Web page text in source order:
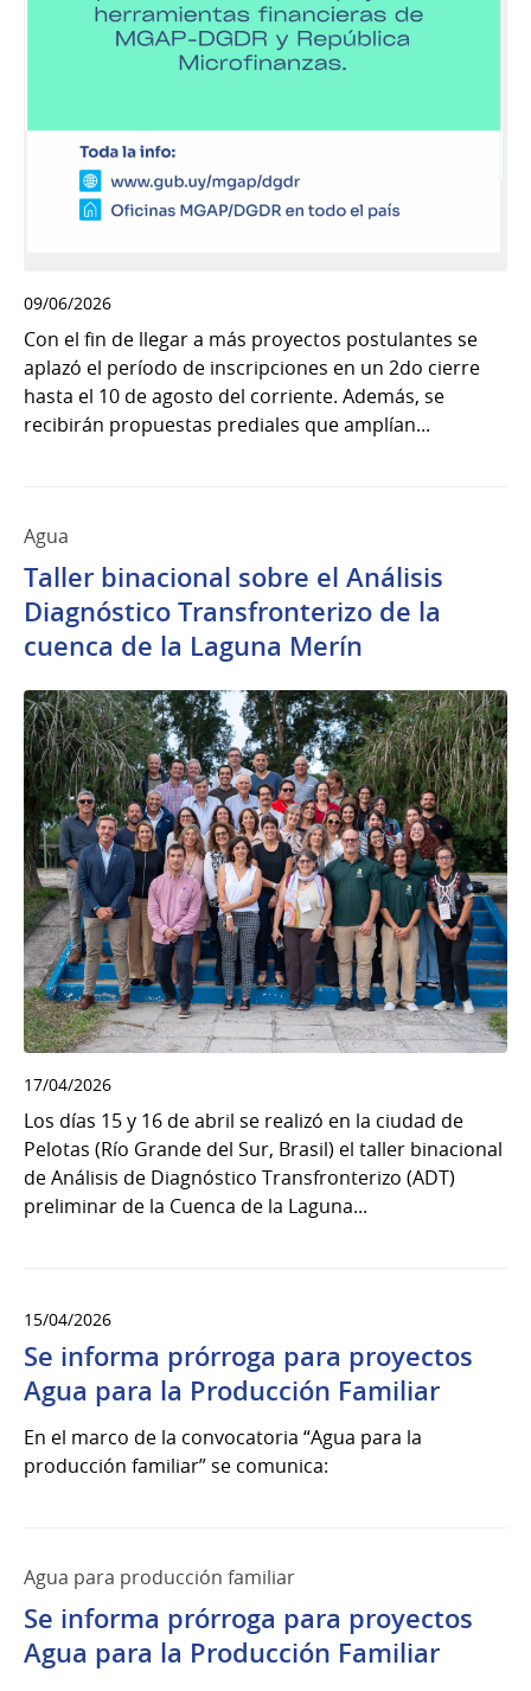
09/06/2026
Con el fin de llegar a más proyectos postulantes se
aplazó el período de inscripciones en un 2do cierre
hasta el 10 de agosto del corriente. Además, se
recibirán propuestas prediales que amplían...
Agua
Taller binacional sobre el Análisis
Diagnóstico Transfronterizo de la
cuenca de la Laguna Merín
17/04/2026
Los días 15 y 16 de abril se realizó en la ciudad de
Pelotas (Río Grande del Sur, Brasil) el taller binacional
de Análisis de Diagnóstico Transfronterizo (ADT)
preliminar de la Cuenca de la Laguna...
15/04/2026
Se informa prórroga para proyectos
Agua para la Producción Familiar
En el marco de la convocatoria “Agua para la
producción familiar” se comunica:
Agua para producción familiar
Se informa prórroga para proyectos
Agua para la Producción Familiar